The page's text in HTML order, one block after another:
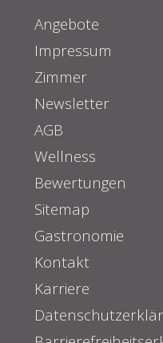
Angebote
Impressum
Zimmer
Newsletter
AGB
Wellness
Bewertungen
Sitemap
Gastronomie
Kontakt
Karriere